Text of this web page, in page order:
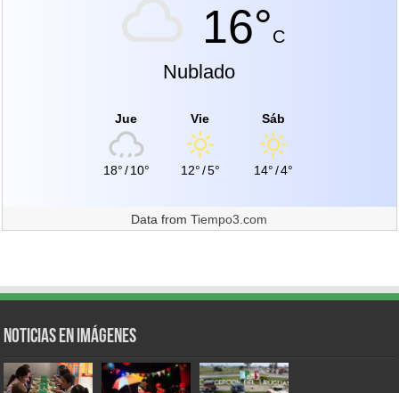
16°C
Nublado
Jue
18°/10°
Vie
12°/5°
Sáb
14°/4°
Data fromTiempo3.com
Noticias en Imágenes